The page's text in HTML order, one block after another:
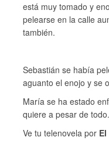
está muy tomado y
pelearse en la calle
también.
Sebastián se había
aguanto el enojo y se
María se ha estado
quiere a pesar de todo.
Ve tu telenovela por